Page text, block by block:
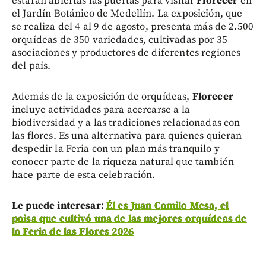
el Jardín Botánico de Medellín. La exposición, que
se realiza del 4 al 9 de agosto, presenta más de 2.500
orquídeas de 350 variedades, cultivadas por 35
asociaciones y productores de diferentes regiones
del país.
Además de la exposición de orquídeas, Florecer
incluye actividades para acercarse a la
biodiversidad y a las tradiciones relacionadas con
las flores. Es una alternativa para quienes quieran
despedir la Feria con un plan más tranquilo y
conocer parte de la riqueza natural que también
hace parte de esta celebración.
Le puede interesar: Él es Juan Camilo Mesa, el
paisa que cultivó una de las mejores orquídeas de
la Feria de las Flores 2026